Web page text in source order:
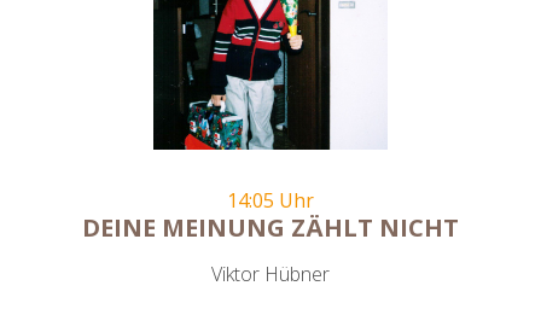
14:05 Uhr
DEINE MEINUNG ZÄHLT NICHT
Viktor Hübner